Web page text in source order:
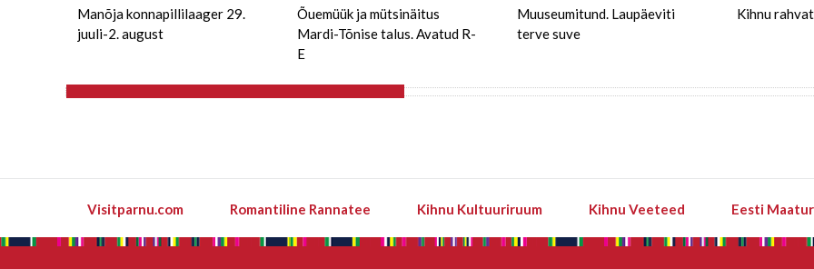
Manõja konnapillilaager 29.
juuli-2. august
Õuemüük ja mütsinäitus
Mardi-Tõnise talus. Avatud R-
E
Muuseumitund. Laupäeviti
terve suve
Kihnu
Visitparnu.com Romantiline Rannatee Kihnu Kultuuriruum Kihnu Veeteed Eesti